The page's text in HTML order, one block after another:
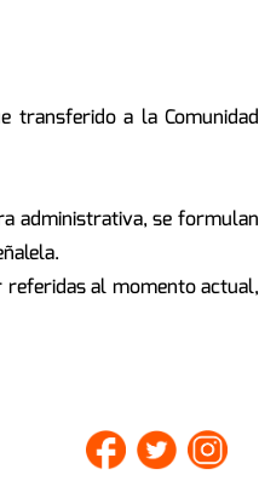
transferido a la Comunidad
administrativa, se formulan
referidas al momento actual,